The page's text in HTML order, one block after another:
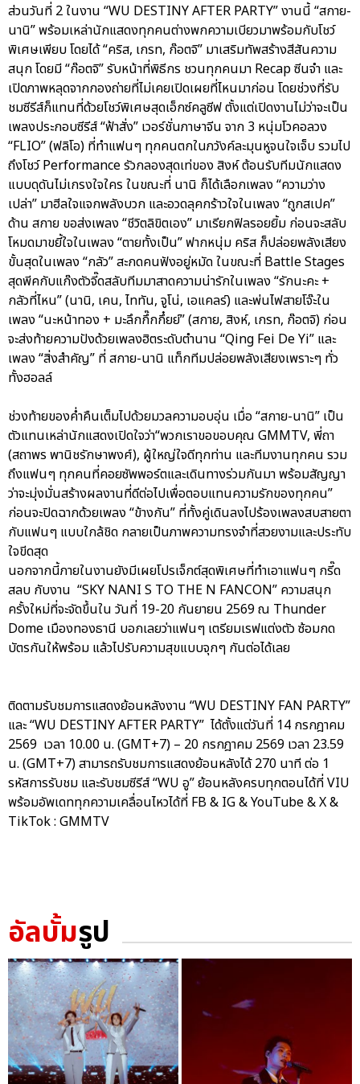
ส่วนวันที่ 2 ในงาน “WU DESTINY AFTER PARTY” งานนี้ “สกาย-
นานิ” พร้อมเหล่านักแสดงทุกคนต่างพกความเบียวมาพร้อมกับโชว์
พิเศษเพียบ โดยได้ “คริส, เกรท, ก๊อตจิ” มาเสริมทัพสร้างสีสันความ
สนุก โดยมี “ก๊อตจิ” รับหน้าที่พิธีกร ชวนทุกคนมา Recap ซีนจำ และ
เปิดภาพหลุดจากกองถ่ายที่ไม่เคยเปิดเผยที่ไหนมาก่อน โดยช่วงที่รับ
ชมซีรีส์ก็แทนที่ด้วยโชว์พิเศษสุดเอ็กซ์คลูซีฟ ตั้งแต่เปิดงานไม่ว่าจะเป็น
เพลงประกอบซีรีส์ “ฟ้าสั่ง” เวอร์ชั่นภาษาจีน จาก 3 หนุ่มโวคอลวง
“FLIO” (ฟลิโอ) ที่ทำแฟนๆ ทุกคนตกในภวังค์ละมุนหูจนใจเจ็บ รวมไป
ถึงโชว์ Performance รัวกลองสุดเท่ของ สิงห์ ต้อนรับทีมนักแสดง
แบบดุดันไม่เกรงใจใคร ในขณะที่ นานิ ก็ได้เลือกเพลง “ความว่าง
เปล่า” มาฮีลใจแจกพลังบวก และอวดลุคกร้าวใจในเพลง “ถูกสเปค”
ด้าน สกาย ขอส่งเพลง “ชีวิตลิขิตเอง” มาเรียกฟิลรอยยิ้ม ก่อนจะสลับ
โหมดมาขยี้ใจในเพลง “ตายทั้งเป็น” ฟากหนุ่ม คริส ก็ปล่อยพลังเสียง
ขั้นสุดในเพลง “กลัว” สะกดคนฟังอยู่หมัด ในขณะที่ Battle Stages
สุดพีคกับแก๊งตัวจี๊ดสลับทีมมาสาดความน่ารักในเพลง “รักนะคะ +
กลัวที่ไหน” (นานิ, เคน, ไททัน, จูโน่, เอแคลร์) และพ่นไฟสายโจ๊ะใน
เพลง “นะหน้าทอง + มะลึกกึ๊กกึ๋ยย์” (สกาย, สิงห์, เกรท, ก๊อตจิ) ก่อน
จะส่งท้ายความปังด้วยเพลงฮิตระดับตำนาน “Qing Fei De Yi” และ
เพลง “สิ่งสำคัญ” ที่ สกาย-นานิ แท็กทีมปล่อยพลังเสียงเพราะๆ ทั่ว
ทั้งฮอลล์
ช่วงท้ายของค่ำคืนเต็มไปด้วยมวลความอบอุ่น เมื่อ “สกาย-นานิ” เป็น
ตัวแทนเหล่านักแสดงเปิดใจว่า“พวกเราขอขอบคุณ GMMTV, พี่ถา
(สถาพร พานิชรักษาพงศ์), ผู้ใหญ่ใจดีทุกท่าน และทีมงานทุกคน รวม
ถึงแฟนๆ ทุกคนที่คอยซัพพอร์ตและเดินทางร่วมกันมา พร้อมสัญญา
ว่าจะมุ่งมั่นสร้างผลงานที่ดีต่อไปเพื่อตอบแทนความรักของทุกคน”
ก่อนจะปิดฉากด้วยเพลง “ข้างกัน” ที่ทั้งคู่เดินลงไปร้องเพลงสบสายตา
กับแฟนๆ แบบใกล้ชิด กลายเป็นภาพความทรงจำที่สวยงามและประทับ
ใจขีดสุด
นอกจากนี้ภายในงานยังมีเผยโปรเจ็กต์สุดพิเศษที่ทำเอาแฟนๆ กรี๊ด
สลบ กับงาน “SKY NANI S TO THE N FANCON” ความสนุก
ครั้งใหม่ที่จะจัดขึ้นใน วันที่ 19-20 กันยายน 2569 ณ Thunder
Dome เมืองทองธานี บอกเลยว่าแฟนๆ เตรียมเรฟแต่งตัว ซ้อมกด
บัตรกันให้พร้อม แล้วไปรับความสุขแบบจุกๆ กันต่อได้เลย
ติดตามรับชมการแสดงย้อนหลังงาน “WU DESTINY FAN PARTY”
และ “WU DESTINY AFTER PARTY” ได้ตั้งแต่วันที่ 14 กรกฎาคม
2569 เวลา 10.00 น. (GMT+7) – 20 กรกฎาคม 2569 เวลา 23.59
น. (GMT+7) สามารถรับชมการแสดงย้อนหลังได้ 270 นาที ต่อ 1
รหัสการรับชม และรับชมซีรีส์ “WU อู” ย้อนหลังครบทุกตอนได้ที่ VIU
พร้อมอัพเดททุกความเคลื่อนไหวได้ที่ FB & IG & YouTube & X &
TikTok : GMMTV
อัลบั้มรูป